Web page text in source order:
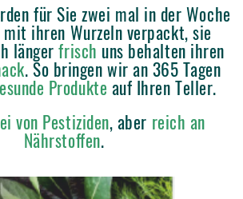
für Sie zwei mal in der Woche
ihren Wurzeln verpackt, sie
längerfrisch uns behalten ihren
. So bringen wir an 365 Tagen
Produkte auf Ihren Teller.
von Pestiziden, aber reich an
Nährstoffen.